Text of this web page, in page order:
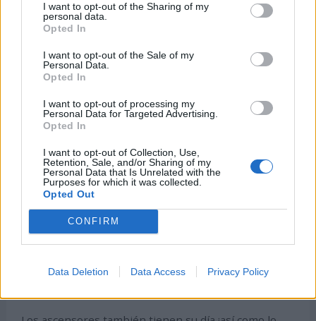
I want to opt-out of the Sharing of my
personal data.
Opted In
I want to opt-out of the Sale of my
Personal Data.
Opted In
I want to opt-out of processing my
Personal Data for Targeted Advertising.
Opted In
I want to opt-out of Collection, Use,
Retention, Sale, and/or Sharing of my
Personal Data that Is Unrelated with the
Purposes for which it was collected.
Opted Out
CONFIRM
Data Deletion Data Access Privacy Policy
eléctricas.
6 de marzo -
Día de la Abstinencia Digital
El primer viernes de marzo celebramos el Día de la
desvincularnos de la tecnología aunque sea por un
solo día ¿Aceptas el reto?
12 de marzo -
Día Internacional de los Tuiteros
El 12 de marzo celebramos el Día Internacional de
los Tuiteros, para reconocer a todas las personas
que interactúan diariamente en la red social Twitter
que actualmente es "x".
23 de marzo -